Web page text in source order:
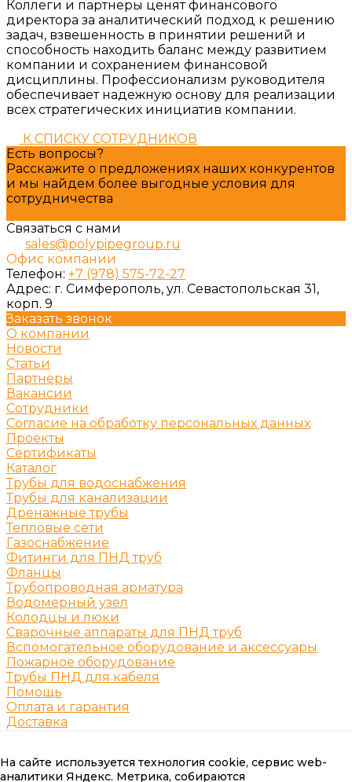
На сайте используется технология cookie, сервис web-
аналитики Яндекс. Метрика, собираются
Коллеги и партнеры ценят финансового
директора за аналитический подход к решению
задач, взвешенность в принятии решений и
способность находить баланс между развитием
компании и сохранением финансовой
дисциплины. Профессионализм руководителя
обеспечивает надежную основу для реализации
всех стратегических инициатив компании.
К СПИСКУ СОТРУДНИКОВ
Есть вопросы?
Расскажите о предложениях наших конкурентов
и мы найдем более выгодные условия для
сотрудничества
Связаться с нами
sales@polypipegroup.ru
Офис компании
Телефон: +7 (978) 575-72-27
Адрес: г. Симферополь, ул. Севастопольская 31,
корп. 9
Заказать звонок
О компании
Новости
Статьи
Партнеры
Вакансии
Сотрудники
Согласие на обработку персональных данных
Проекты
Сертификаты
Каталог
Трубы для водоснабжения
Трубы для канализации
Дренажные трубы
Тепловые сети
Газоснабжение
Фитинги для ПНД труб
Фланцы
Трубопроводная арматура
Водомерный узел
Колодцы и люки
Сварочные аппараты для ПНД труб
Вспомогательное оборудование и аксессуары
Пожарное оборудование
Трубы ПНД для кабеля
Помощь
Оплата и гарантия
Доставка
Аксессуары и комплектующие